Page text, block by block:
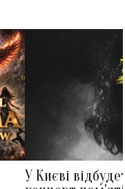
У Києві